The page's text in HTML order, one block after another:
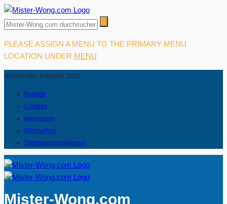
PLEASE ASSIGN A MENU TO THE PRIMARY MENU
LOCATION UNDER MENU
Donnerstag, 6 August, 2026
Kontakt
Cookies
Impressum
Bildquellen
Datenschutzerklärung
Mister-Wong.com